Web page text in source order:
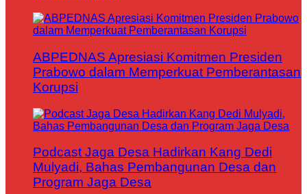
ABPEDNAS Apresiasi Komitmen Presiden
Prabowo dalam Memperkuat Pemberantasan
Korupsi
Podcast Jaga Desa Hadirkan Kang Dedi
Mulyadi, Bahas Pembangunan Desa dan
Program Jaga Desa